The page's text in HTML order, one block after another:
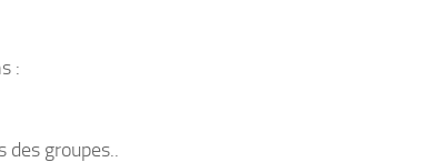
:
des groupes..